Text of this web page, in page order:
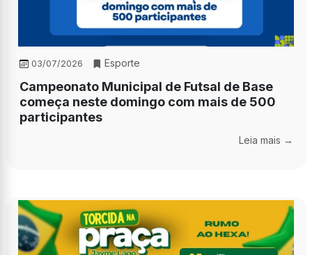
03/07/2026 Esporte
Campeonato Municipal de Futsal de Base
começa neste domingo com mais de 500
participantes
Leia mais →